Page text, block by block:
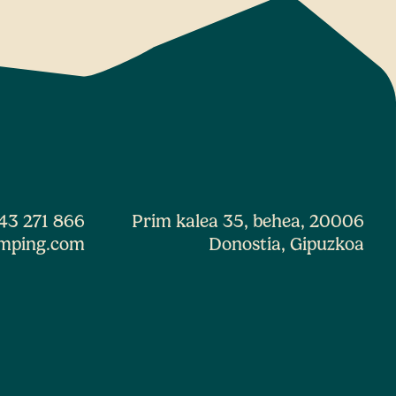
271 866
Prim kalea 35, behea, 20006
Donostia, Gipuzkoa